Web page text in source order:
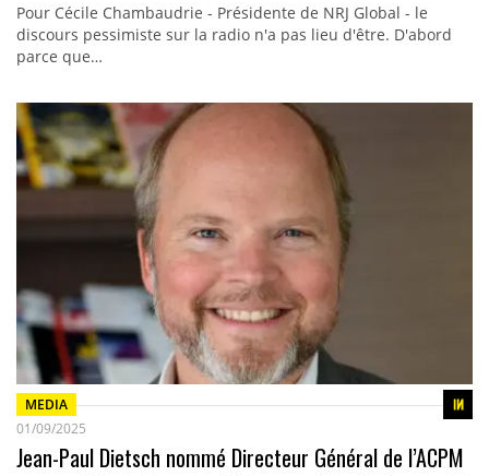
Pour Cécile Chambaudrie - Présidente de NRJ Global - le
discours pessimiste sur la radio n'a pas lieu d'être. D'abord
parce que…
MEDIA
01/09/2025
Jean-Paul Dietsch nommé Directeur Général de l’ACPM